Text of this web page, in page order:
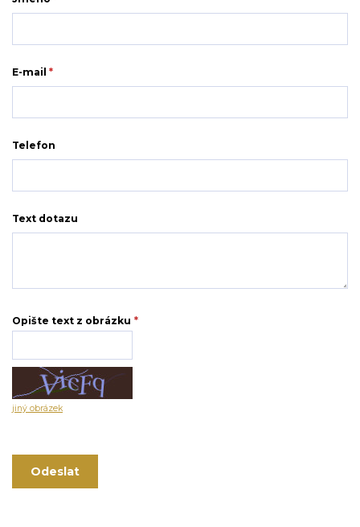
E-mail *
Telefon
Text dotazu
Opište text z obrázku *
jiný obrázek